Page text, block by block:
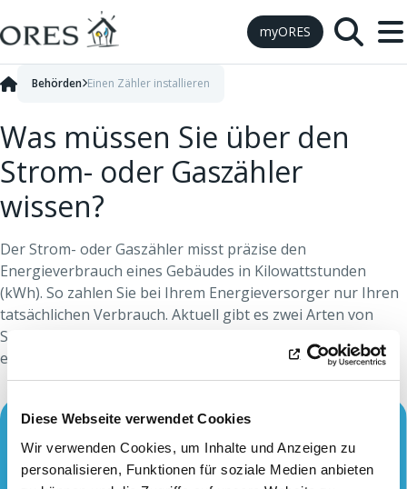
Diese Webseite verwendet Cookies
Wir verwenden Cookies, um Inhalte und Anzeigen zu
personalisieren, Funktionen für soziale Medien anbieten
Skip to Content
myORES
Was müssen Sie über den
Strom- oder Gaszähler
wissen?
Der Strom- oder Gaszähler misst präzise den
Energieverbrauch eines Gebäudes in Kilowattstunden
(kWh). So zahlen Sie bei Ihrem Energieversorger nur Ihren
tatsächlichen Verbrauch. Aktuell gibt es zwei Arten von
Stromzählern: den Smart Meter und den
elektromechanischen Zähler.
Behörden Einen Zähler installieren